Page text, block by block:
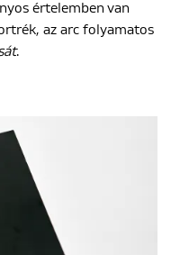
értelemben van
az arc folyamatos
.